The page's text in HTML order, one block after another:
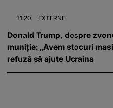
11:20 EXTERNE
Donald Trump, despre
muniție: „Avem stocuri
refuză să ajute Ucraina